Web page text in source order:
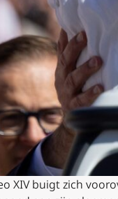
XIV buigt zich